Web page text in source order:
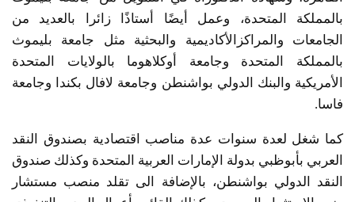
بالمملكة المتحدة، وعمل أيضًا أستاذًا زائرا بالعديد من
الجامعات والمراكزالأكاديمية والبحثية مثل جامعة بليموث
بالمملكة المتحدة وجامعة أوكلاهوما بالولايات المتحدة
الأمريكية والبنك الدولي بواشنطن وجامعة لافال بكندا وجامعة
فاسا.
كما شغل لعدة سنوات عدة مناصب اقتصادية بصندوق النقد
العربي بأبوظبي بدولة الإمارات العربية المتحدة وكذلك صندوق
النقد الدولي بواشنطن، بالإضافة الى تقلد منصب مستشار